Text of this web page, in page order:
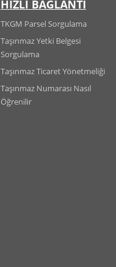
HIZLI BAĞLANTI
TKGM Parsel Sorgulama
Taşınmaz Yetki Belgesi
Sorgulama
Taşınmaz Ticaret Yönetmeliği
Taşınmaz Numarası Nasıl
Öğrenilir